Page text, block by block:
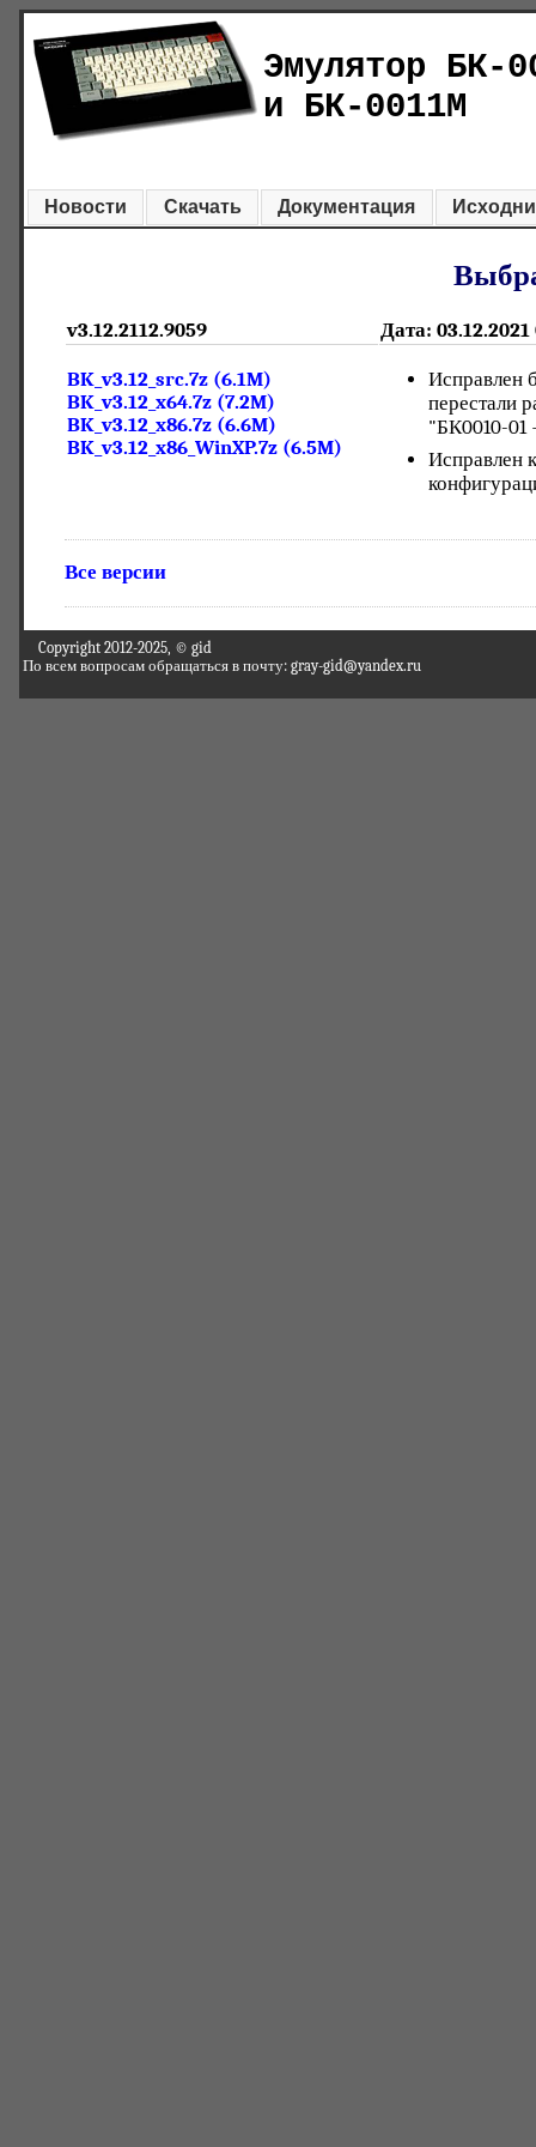
Эмулятор БК-
и БК-0011М
Новости Скачать Документация
v3.12.2112.9059 Дата:
BK_v3.12_src.7z (6.1M)
BK_v3.12_x64.7z (7.2M)
BK_v3.12_x86.7z (6.6M)
BK_v3.12_x86_WinXP.7z (6.5M)
Исправлен
перестали
"БК0010-01
Исправлен
Все версии
Copyright 2012-2025, © gid
По всем вопросам обращаться в почту: gray-gid@yandex.ru